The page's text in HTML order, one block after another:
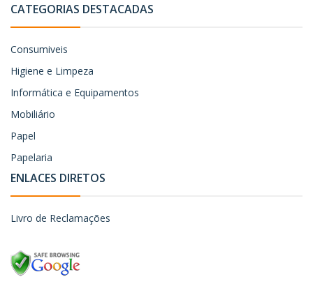
CATEGORIAS DESTACADAS
Consumiveis
Higiene e Limpeza
Informática e Equipamentos
Mobiliário
Papel
Papelaria
ENLACES DIRETOS
Livro de Reclamações